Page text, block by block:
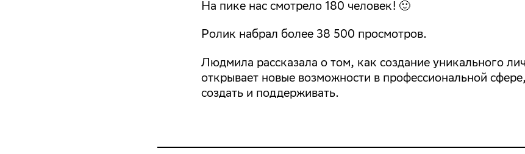
На пике нас смотрело 180 человек! 🙂
Ролик набрал более 38 500 просмотров.
Людмила рассказала о том, как создание уникального
открывает новые возможности в профессиональной
создать и поддерживать.